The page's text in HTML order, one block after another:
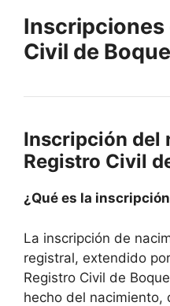
Inscripciones
Civil de
Inscripción del
Registro Civil
¿Qué es la
La inscripción de
registral, extendido
Registro Civil de
hecho del nacimiento,